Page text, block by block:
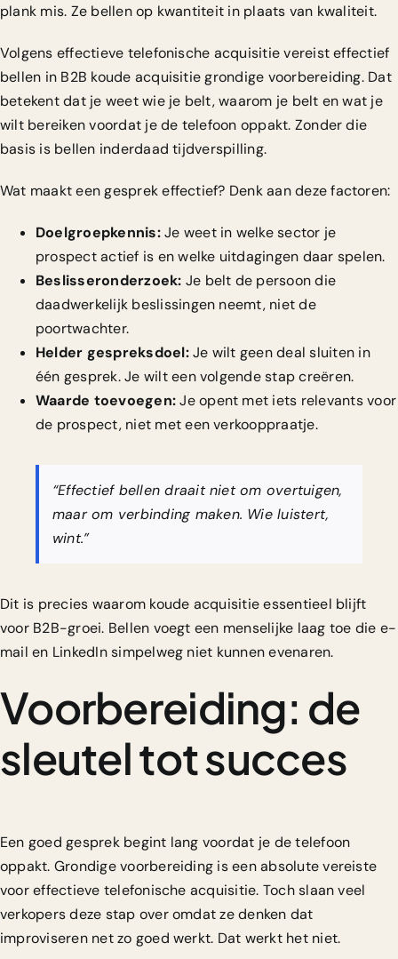
plank mis. Ze bellen op kwantiteit in plaats van kwaliteit.
Volgens effectieve telefonische acquisitievereist effectief
bellen in B2B koude acquisitie grondige voorbereiding. Dat
betekent dat je weet wie je belt, waarom je belt en wat je
wilt bereiken voordat je de telefoon oppakt. Zonder die
basis is bellen inderdaad tijdverspilling.
Wat maakt een gesprek effectief? Denk aan deze factoren:
Doelgroepkennis:Je weet in welke sector je
prospect actief is en welke uitdagingen daar spelen.
Beslisseronderzoek: Je belt de persoon die
daadwerkelijk beslissingen neemt, niet de
poortwachter.
Helder gespreksdoel:Je wilt geen deal sluiten in
één gesprek. Je wilt een volgende stap creëren.
Waarde toevoegen:Je opent met iets relevants voor
de prospect, niet met een verkooppraatje.
“Effectief bellen draait niet om overtuigen,
maar om verbinding maken. Wie luistert,
wint.”
Dit is precies waarom koude acquisitie essentieel blijft
voor B2B-groei. Bellen voegt een menselijke laag toe die e-
mail en LinkedIn simpelweg niet kunnen evenaren.
Voorbereiding: de
sleutel tot succes
Een goed gesprek begint lang voordat je de telefoon
oppakt. Grondige voorbereiding is een absolute vereiste
voor effectieve telefonische acquisitie. Toch slaan veel
verkopers deze stap over omdat ze denken dat
improviseren net zo goed werkt. Dat werkt het niet.